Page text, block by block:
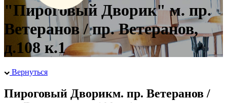
"Пироговый Дворик" м. пр.
Ветеранов / пр. Ветеранов,
д.108 к.1
Вернуться
Пироговый Дворикм. пр. Ветеранов /